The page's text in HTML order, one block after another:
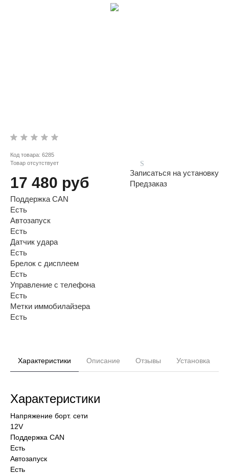
Код товара: 6285
Товар отсутствует
17 480 руб
Записаться на установку
Предзаказ
Поддержка CAN
Есть
Автозапуск
Есть
Датчик удара
Есть
Брелок с дисплеем
Есть
Управление с телефона
Есть
Метки иммобилайзера
Есть
Характеристики Описание Отзывы Установка
Характеристики
Напряжение борт. сети
12V
Поддержка CAN
Есть
Автозапуск
Есть